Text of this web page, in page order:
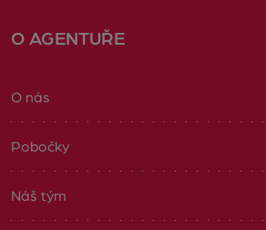
O AGENTUŘE
O nás
Pobočky
Náš tým